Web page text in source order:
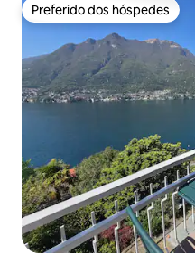
Preferido dos hóspedes
Preferido dos hóspedes